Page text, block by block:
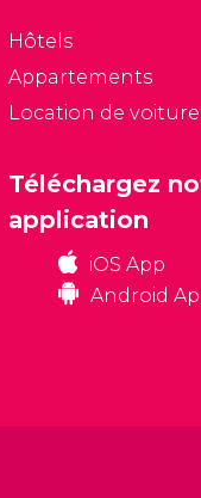
Hôtels
Appartements
Location de
Téléchargez
application
iOS App
Android